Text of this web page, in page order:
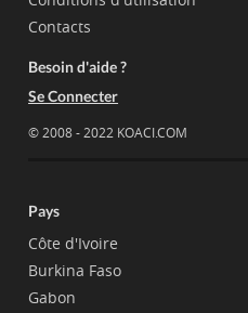
Contacts
Besoin d'aide ?
Se Connecter
© 2008 - 2022 KOACI.COM
Pays
Côte d'Ivoire
Burkina Faso
Gabon